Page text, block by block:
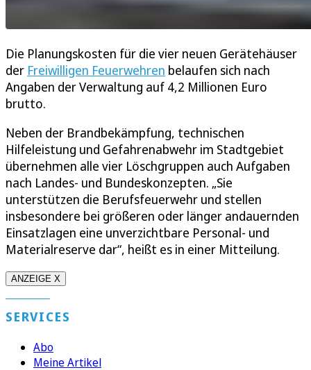
Die Planungskosten für die vier neuen Gerätehäuser
der Freiwilligen Feuerwehren belaufen sich nach
Angaben der Verwaltung auf 4,2 Millionen Euro
brutto.
Neben der Brandbekämpfung, technischen
Hilfeleistung und Gefahrenabwehr im Stadtgebiet
übernehmen alle vier Löschgruppen auch Aufgaben
nach Landes- und Bundeskonzepten. „Sie
unterstützen die Berufsfeuerwehr und stellen
insbesondere bei größeren oder länger andauernden
Einsatzlagen eine unverzichtbare Personal- und
Materialreserve dar“, heißt es in einer Mitteilung.
ANZEIGE X
SERVICES
Abo
Meine Artikel